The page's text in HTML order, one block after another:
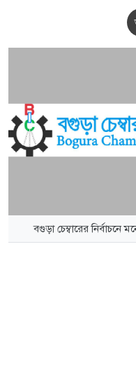
বগুড়া চেম্বারের নির্বাচনে